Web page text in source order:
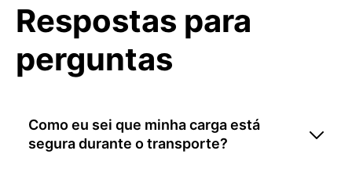
Respostas para
perguntas
Como eu sei que minha carga está
segura durante o transporte?